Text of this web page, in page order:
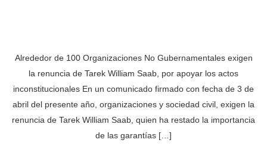
Alrededor de 100 Organizaciones No Gubernamentales exigen
la renuncia de Tarek William Saab, por apoyar los actos
inconstitucionales En un comunicado firmado con fecha de 3 de
abril del presente año, organizaciones y sociedad civil, exigen la
renuncia de Tarek William Saab, quien ha restado la importancia
de las garantías […]